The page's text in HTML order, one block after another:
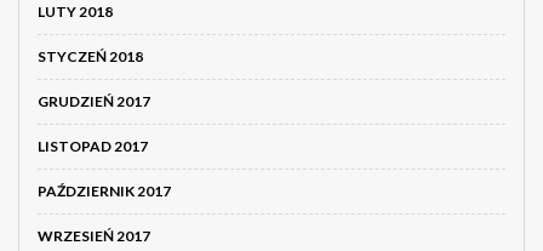
LUTY 2018
STYCZEŃ 2018
GRUDZIEŃ 2017
LISTOPAD 2017
PAŹDZIERNIK 2017
WRZESIEŃ 2017